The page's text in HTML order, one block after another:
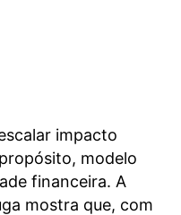
impacto
modelo
financeira. A
mostra que, com